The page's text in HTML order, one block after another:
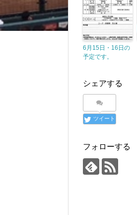
6月15日・16日の
予定です。
シェアする
ツイート
フォローする